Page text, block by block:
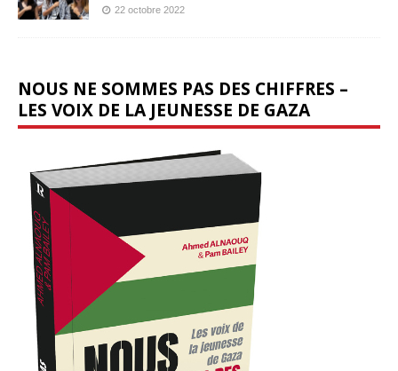
22 octobre 2022
NOUS NE SOMMES PAS DES CHIFFRES –
LES VOIX DE LA JEUNESSE DE GAZA